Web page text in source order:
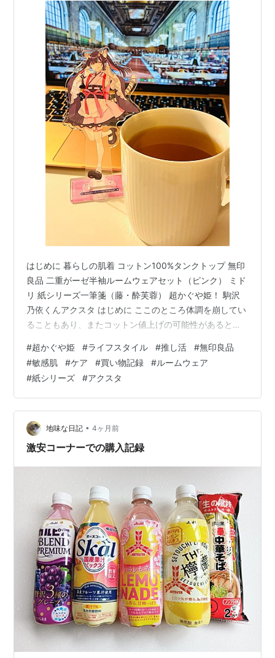
はじめに 暮らしの肌着 コットン100%タンクトップ 無印
良品 二重がーゼ半袖ルームウェアセット（ピンク） ミド
リ 紙シリーズ一筆箋（藤・酔芙蓉） 超かぐや姫！ 駒沢
乃依くんアクスタ はじめに ここのところ体調を崩してい
ることもあり、またコットン値上げの可能性があるとい
夏物衣類の買い替えを前倒しにして行うことにしまし
た。 www.nikkei.com 私は敏感肌で化繊のインナーだと
肌が痒くなってしまうため、コットン100% のインナー
は必須アイテムで、持病のため家ではルームウェアで過
ごしていて、着心地のいい品もまた必要でした。 そこ
で、暮らし…
#超かぐや姫 #ライフスタイル #推し活 #無印良品
#敏感肌 #ケア #買い物記録 #ルームウェア
#紙シリーズ #アクスタ
地味な日記 • 4ヶ月前
激安コーナーでの購入記録